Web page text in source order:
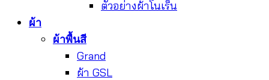
ตัวอย่างผ้าโนเร็น
ผ้า
ผ้าพื้นสี
Grand
ผ้า GSL